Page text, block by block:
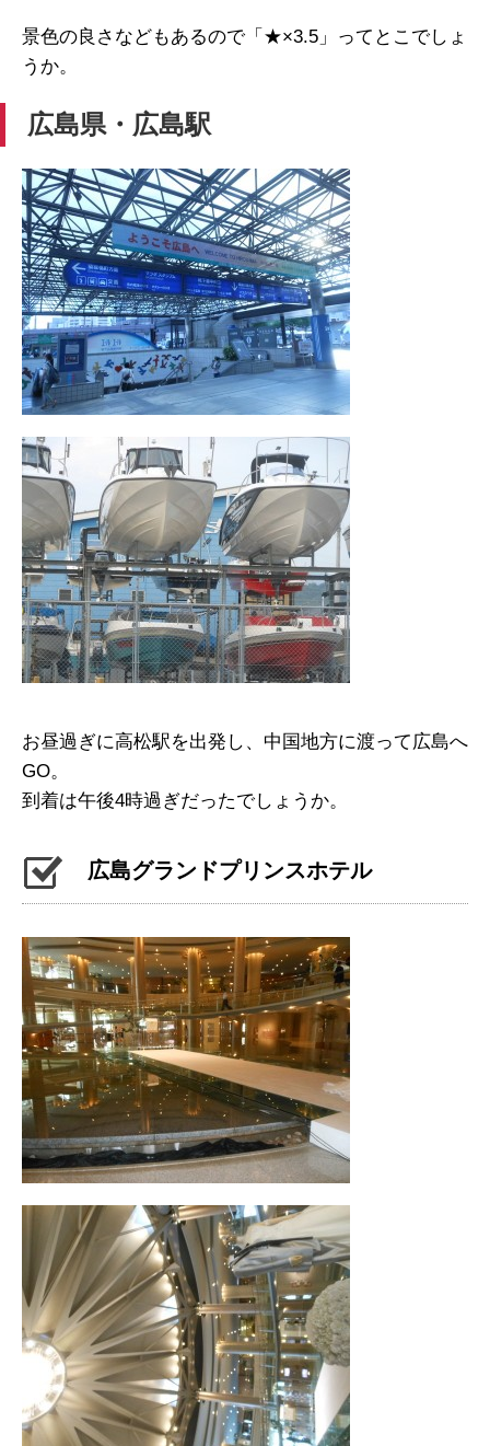
景色の良さなどもあるので「★×3.5」ってとこでしょ
うか。
広島県・広島駅
お昼過ぎに高松駅を出発し、中国地方に渡って広島へ
GO。
到着は午後4時過ぎだったでしょうか。
広島グランドプリンスホテル